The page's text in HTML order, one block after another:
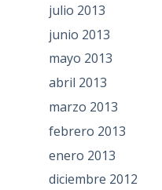
julio 2013
junio 2013
mayo 2013
abril 2013
marzo 2013
febrero 2013
enero 2013
diciembre 2012